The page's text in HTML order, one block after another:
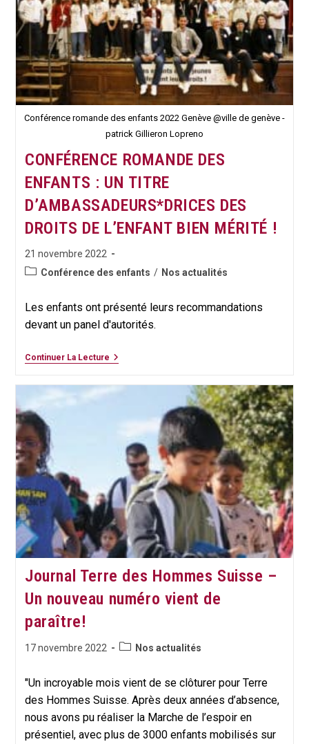
Conférence romande des enfants 2022 Genève @ville de genève -
patrick Gillieron Lopreno
CONFÉRENCE ROMANDE DES
ENFANTS : UN TITRE
D’AMBASSADEURS*DRICES DES
DROITS DE L’ENFANT BIEN MÉRITÉ !
Publication
publiée :
21 novembre 2022
PostConférence des enfants / Nos actualités
Les enfants ont présenté leurs recommandations
devant un panel d'autorités.
Continuer La LectureCONFÉRENCE
D’AMBASSADEURS*DRICES
DROITS
L’ENFANT
BIEN
MÉRITÉ !
Journal Terre des Hommes Suisse –
Un nouveau numéro vient de
paraître!
Publication
17 novembre 2022
PostNos actualités
"Un incroyable mois vient de se clôturer pour Terre
des Hommes Suisse. Après deux années d’absence,
nous avons pu réaliser la Marche de l’espoir en
présentiel, avec plus de 3000 enfants mobilisés sur